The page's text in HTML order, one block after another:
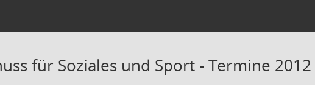
für Soziales und Sport - Termine 2012